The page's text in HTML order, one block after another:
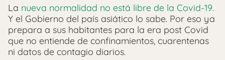
La nueva normalidad no está libre de la Covid-19.
Y el Gobierno del país asiático lo sabe. Por eso ya
prepara a sus habitantes para la era post Covid
que no entiende de confinamientos, cuarentenas
ni datos de contagio diarios.